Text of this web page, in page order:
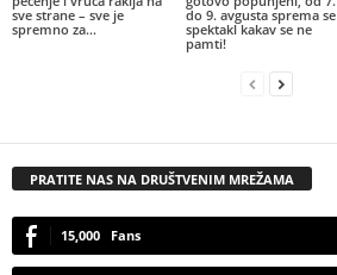
sve strane – sve je
spremno za...
do 9. avgusta sprema se
spektakl kakav se ne
pamti!
PRATITE NAS NA DRUŠTVENIM MREŽAMA
15,000 Fans